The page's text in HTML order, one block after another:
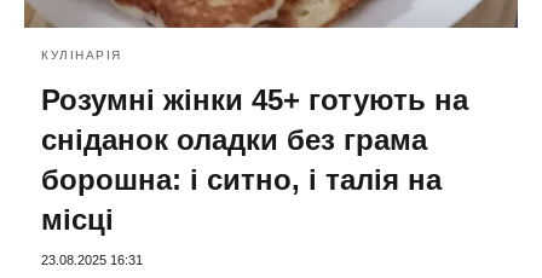
КУЛІНАРІЯ
Розумні жінки 45+ готують на
сніданок оладки без грама
борошна: і ситно, і талія на
місці
23.08.2025 16:31